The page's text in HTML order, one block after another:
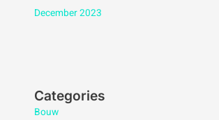
December 2023
Categories
Bouw